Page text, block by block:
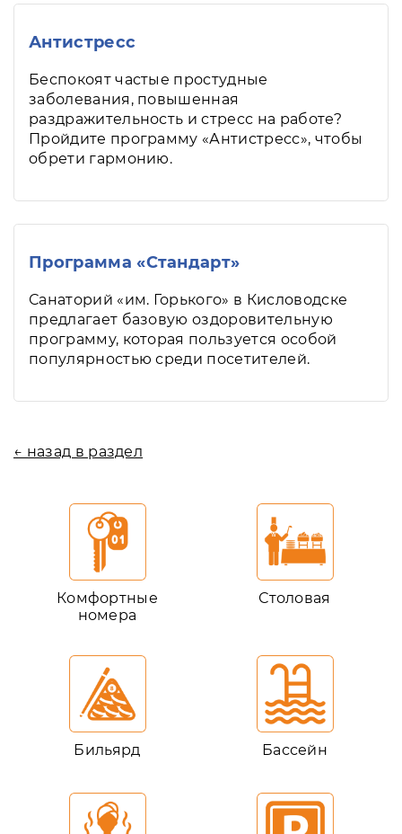
Антистресс
Беспокоят частые простудные
заболевания, повышенная
раздражительность и стресс на работе?
Пройдите программу «Антистресс», чтобы
обрети гармонию.
Программа «Стандарт»
Санаторий «им. Горького» в Кисловодске
предлагает базовую оздоровительную
программу, которая пользуется особой
популярностью среди посетителей.
← назад в раздел
Комфортные
номера
Столовая
Бильярд Бассейн